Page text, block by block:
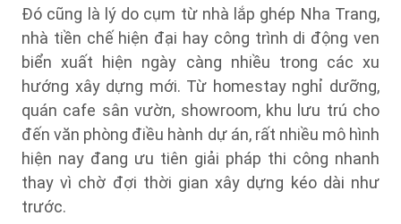
Đó cũng là lý do cụm từ nhà lắp ghép Nha Trang,
nhà tiền chế hiện đại hay công trình di động ven
biển xuất hiện ngày càng nhiều trong các xu
hướng xây dựng mới. Từ homestay nghỉ dưỡng,
quán cafe sân vườn, showroom, khu lưu trú cho
đến văn phòng điều hành dự án, rất nhiều mô hình
hiện nay đang ưu tiên giải pháp thi công nhanh
thay vì chờ đợi thời gian xây dựng kéo dài như
trước.